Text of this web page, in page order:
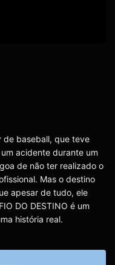
de baseball, que teve
acidente durante um
de não ter realizado o
Mas o destino
apesar de tudo, ele
DO DESTINO é um
história real.